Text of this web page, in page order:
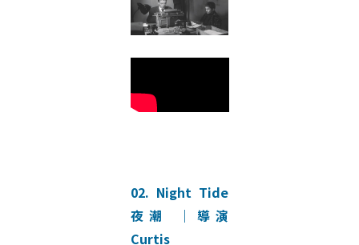
02. Night Tide
夜潮 ｜導演
Curtis